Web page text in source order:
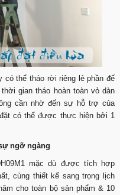
có thể tháo rời riêng lẻ phần đế
gian tháo hoàn toàn vỏ dàn
cần nhờ đến sự hỗ trợ của
có thể được thực hiện bởi 1
ngỡ ngàng
mặc dù được tích hợp
cùng thiết kế sang trọng lịch
cho toàn bộ sản phẩm & 10